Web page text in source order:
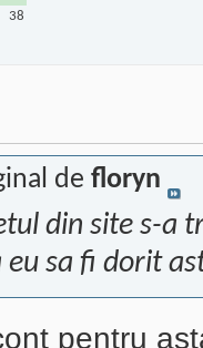
38
de floryn
din site s-a
sa fi dorit
pentru